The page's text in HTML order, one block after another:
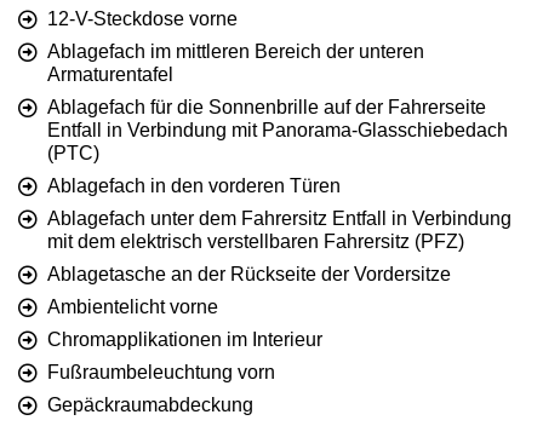
12-V-Steckdose vorne
Ablagefach im mittleren Bereich der unteren
Armaturentafel
Ablagefach für die Sonnenbrille auf der Fahrerseite
Entfall in Verbindung mit Panorama-Glasschiebedach
(PTC)
Ablagefach in den vorderen Türen
Ablagefach unter dem Fahrersitz Entfall in Verbindung
mit dem elektrisch verstellbaren Fahrersitz (PFZ)
Ablagetasche an der Rückseite der Vordersitze
Ambientelicht vorne
Chromapplikationen im Interieur
Fußraumbeleuchtung vorn
Gepäckraumabdeckung